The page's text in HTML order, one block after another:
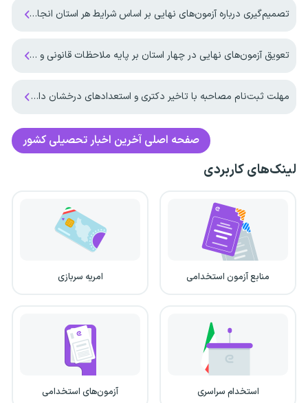
تصمیم‌گیری درباره آزمون‌های نهایی بر اساس شرایط هر استان انجام می‌شود
تعویق آزمون‌های نهایی در چهار استان بر پایه ملاحظات قانونی و کارشناسی انجام شد
مهلت ثبت‌نام مصاحبه با تاخیر دکتری و استعدادهای درخشان دانشگاه آزاد اعلام شد
صفحه اصلی آخرین اخبار تحصیلی کشور
لینک‌های کاربردی
منابع آزمون استخدامی امریه سربازی
استخدام سراسری آزمون‌های استخدامی